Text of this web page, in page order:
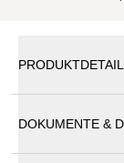
DOKUMENTE &